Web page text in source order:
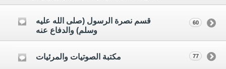
قسم نصرة الرسول (صلى الله عليه
وسلم) والدفاع عنه
60
مكتبة الصوتيات والمرئيات 77